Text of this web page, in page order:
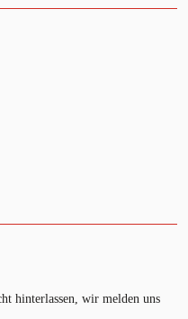
hinterlassen, wir melden uns